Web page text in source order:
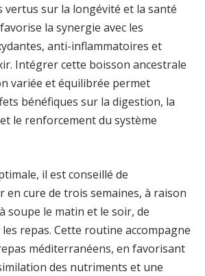
vertus sur la longévité et la santé
la synergie avec les
anti-inflammatoires et
Intégrer cette boisson ancestrale
variée et équilibrée permet
bénéfiques sur la digestion, la
le renforcement du système
il est conseillé de
en cure de trois semaines, à raison
soupe le matin et le soir, de
repas. Cette routine accompagne
méditerranéens, en favorisant
des nutriments et une